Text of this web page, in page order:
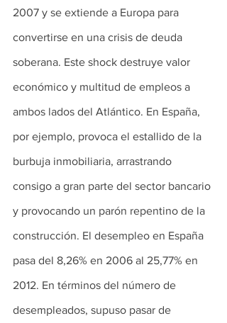
2007 y se extiende a Europa para
convertirse en una crisis de deuda
soberana. Este shock destruye valor
económico y multitud de empleos a
ambos lados del Atlántico. En España,
por ejemplo, provoca el estallido de la
burbuja inmobiliaria, arrastrando
consigo a gran parte del sector bancario
y provocando un parón repentino de la
construcción. El desempleo en España
pasa del 8,26% en 2006 al 25,77% en
2012. En términos del número de
desempleados, supuso pasar de